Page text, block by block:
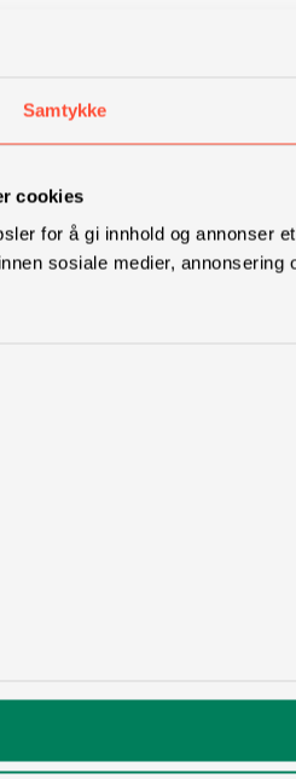
Samtykke
cookies
for å gi innhold og annonser
sosiale medier,